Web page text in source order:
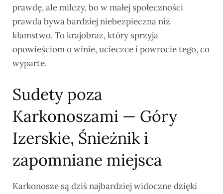
prawdę, ale milczy, bo w małej społeczności
prawda bywa bardziej niebezpieczna niż
kłamstwo. To krajobraz, który sprzyja
opowieściom o winie, ucieczce i powrocie tego, co
wyparte.
Sudety poza
Karkonoszami — Góry
Izerskie, Śnieżnik i
zapomniane miejsca
Karkonosze są dziś najbardziej widoczne dzięki